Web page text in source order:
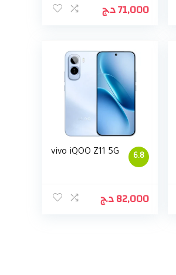
71,000د.ج
6.8
vivo iQOO Z11 5G
82,000د.ج